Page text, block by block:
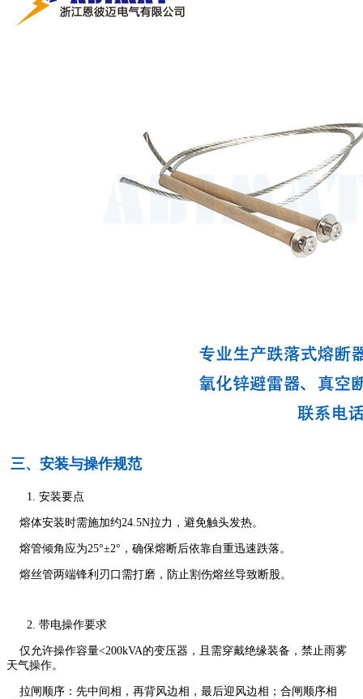
三、安装与操作规范
安装要点
熔体安装时需施加约24.5N拉力，避免触头发热。
熔管倾角应为25°±2°，确保熔断后依靠自重迅速跌落。
熔丝管两端锋利刃口需打磨，防止割伤熔丝导致断股。
带电操作要求
仅允许操作容量<200kVA的变压器，且需穿戴绝缘装备，禁止雨雾
天气操作。
拉闸顺序：先中间相，再背风边相，最后迎风边相；合闸顺序相